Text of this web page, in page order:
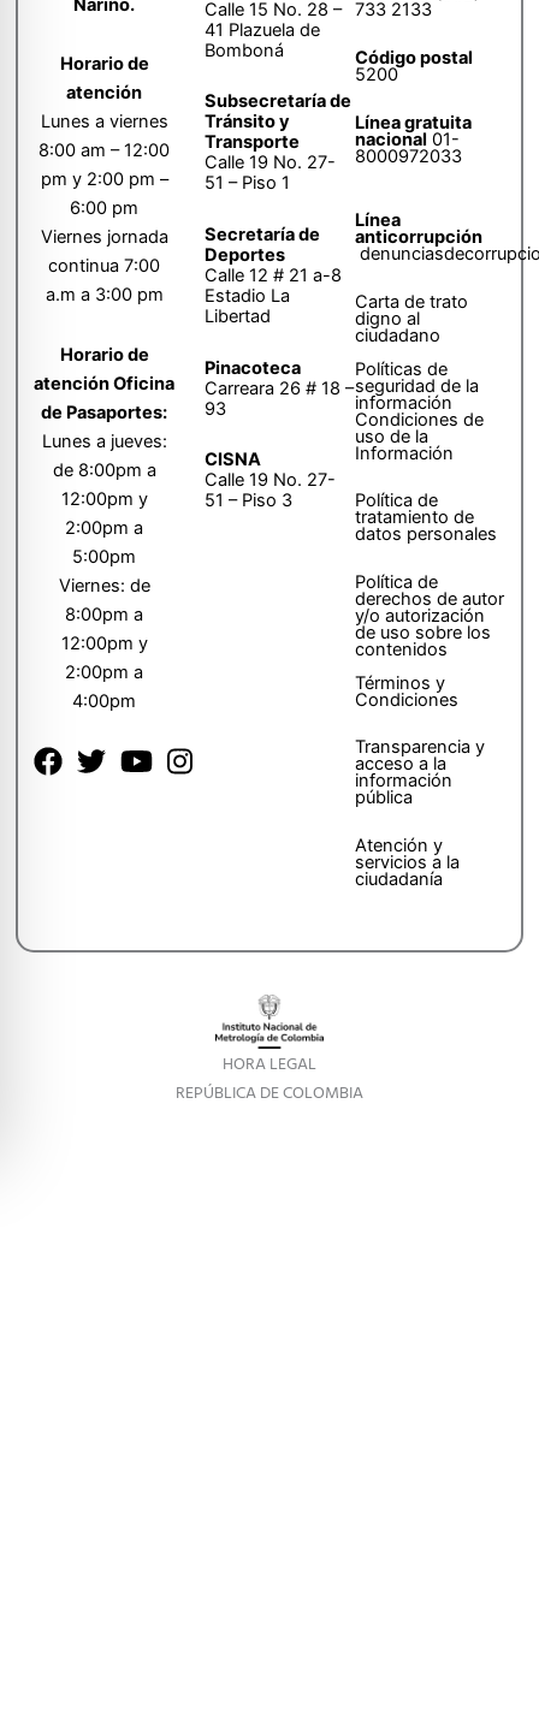
Nariño.
Horario de
atención
Lunes a viernes
8:00 am – 12:00
pm y 2:00 pm –
6:00 pm
Viernes jornada
continua 7:00
a.m a 3:00 pm
Horario de
atención Oficina
de Pasaportes:
Lunes a jueves:
de 8:00pm a
12:00pm y
2:00pm a
5:00pm
Viernes: de
8:00pm a
12:00pm y
2:00pm a
4:00pm
Calle 15 No. 28 –
41 Plazuela de
Bomboná
Subsecretaría de
Tránsito y
Transporte
Calle 19 No. 27-
51 – Piso 1
Secretaría de
Deportes
Calle 12 # 21 a-8
Estadio La
Libertad
Pinacoteca
Carreara 26 # 18 –
93
CISNA
Calle 19 No. 27-
51 – Piso 3
733 2133
Código postal
5200
Línea gratuita
nacional 01-
8000972033
Línea
anticorrupción
Carta de trato
digno al
ciudadano
Políticas de
seguridad de la
información
Condiciones de
uso de la
Información
Política de
tratamiento de
datos personales
Política de
derechos de autor
y/o autorización
de uso sobre los
contenidos
Términos y
Condiciones
Transparencia y
acceso a la
información
pública
Atención y
servicios a la
ciudadanía
HORA LEGAL
REPÚBLICA DE COLOMBIA